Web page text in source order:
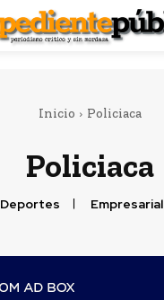
Inicio Policiaca
Policiaca
Deportes Empresarial